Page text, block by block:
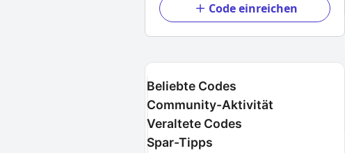
Code einreichen
Beliebte Codes
Community-Aktivität
Veraltete Codes
Spar-Tipps